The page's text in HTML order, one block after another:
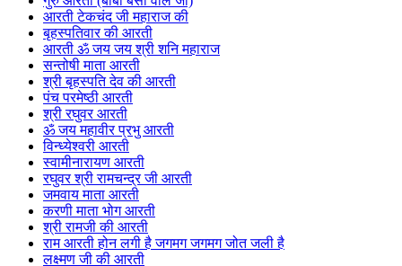
आरती टेकचंद जी महाराज की
बृहस्पतिवार की आरती
आरती ॐ जय जय श्री शनि महाराज
सन्तोषी माता आरती
श्री बृहस्पति देव की आरती
पंच परमेष्ठी आरती
श्री रघुवर आरती
ॐ जय महावीर प्रभु आरती
विन्ध्येश्वरी आरती
स्वामीनारायण आरती
रघुवर श्री रामचन्द्र जी आरती
जमवाय माता आरती
करणी माता भोग आरती
श्री रामजी की आरती
राम आरती होन लगी है जगमग जगमग जोत जली है
लक्ष्मण जी की आरती